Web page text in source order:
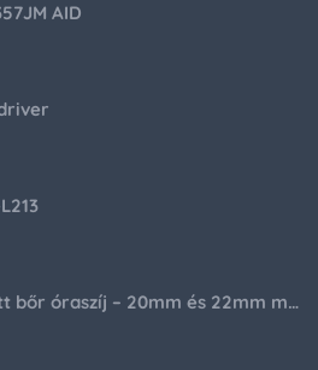
AID
Keskenyített bőr óraszíj – 20mm és 22mm méretben